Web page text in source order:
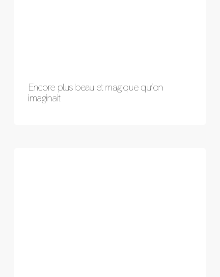
Encore plus beau et magique qu’on
imaginait